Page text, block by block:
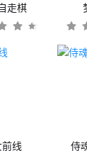
走棋
线 侍